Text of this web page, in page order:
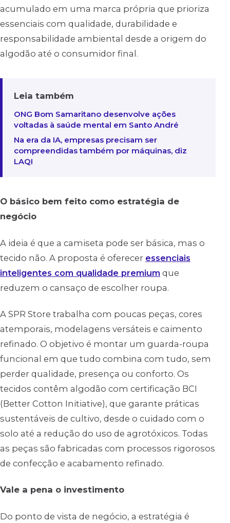
acumulado em uma marca própria que prioriza
essenciais com qualidade, durabilidade e
responsabilidade ambiental desde a origem do
algodão até o consumidor final.
Leia também
ONG Bom Samaritano desenvolve ações
voltadas à saúde mental em Santo André
Na era da IA, empresas precisam ser
compreendidas também por máquinas, diz
LAQI
O básico bem feito como estratégia de
negócio
A ideia é que a camiseta pode ser básica, mas o
tecido não. A proposta é oferecer essenciais
inteligentes com qualidade premium que
reduzem o cansaço de escolher roupa.
A SPR Store trabalha com poucas peças, cores
atemporais, modelagens versáteis e caimento
refinado. O objetivo é montar um guarda-roupa
funcional em que tudo combina com tudo, sem
perder qualidade, presença ou conforto. Os
tecidos contêm algodão com certificação BCI
(Better Cotton Initiative), que garante práticas
sustentáveis de cultivo, desde o cuidado com o
solo até a redução do uso de agrotóxicos. Todas
as peças são fabricadas com processos rigorosos
de confecção e acabamento refinado.
Vale a pena o investimento
Do ponto de vista de negócio, a estratégia é